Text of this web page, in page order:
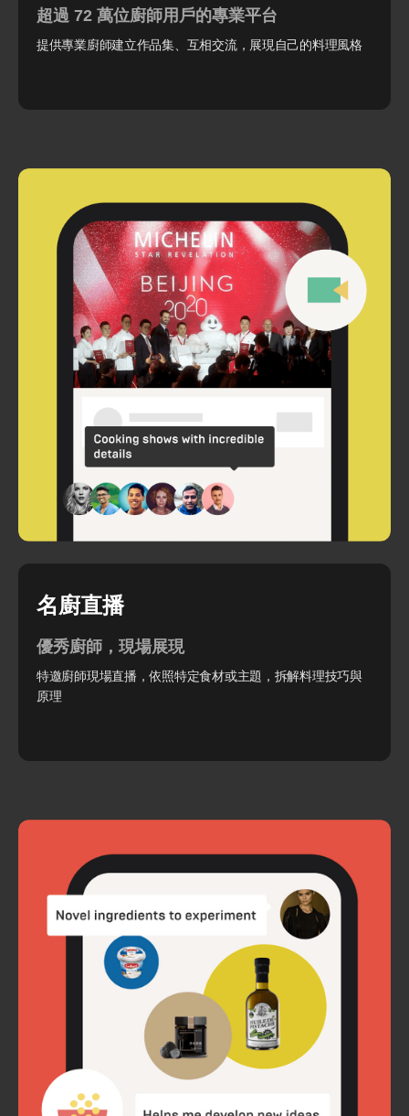
超過 72 萬位廚師用戶的專業平台
提供專業廚師建立作品集、互相交流，展現自己的料理風格
名廚直播
優秀廚師，現場展現
特邀廚師現場直播，依照特定食材或主題，拆解料理技巧與
原理